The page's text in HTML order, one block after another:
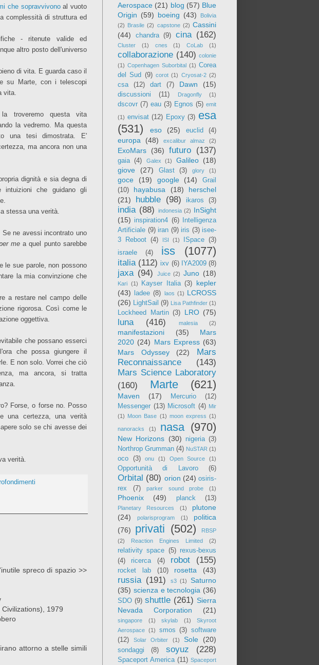
che sopravvivonoal vuoto
complessità di struttura ed
- ritenute valide ed
altro posto dell'universo
di vita. E guarda caso il
su Marte, con i telescopi
vita.
troveremo questa vita
la vedremo. Ma questa
una tesi dimostrata. E'
ma ancora non una
dignità e sia degna di
intuizioni che guidano gli
stessa una verità.
ne avessi incontrato uno
mea quel punto sarebbe
le sue parole, non possono
la mia convinzione che
a restare nel campo delle
rigorosa. Così come le
oggettiva.
che possano esserci
che possa giungere il
E non solo. Vorrei che ciò
ma ancora, si tratta
Forse, o forse no. Posso
una certezza, una verità
solo se chi avesse dei
verità.
spreco di spazio >>
1979
attorno a stelle simili
Aerospace (21) blog (57) Blue
Origin (59) boeing (43)
Bolivia
(2) Brasile (2) capstone (2) Cassini
(44)
chandra (9) cina (162)
Cluster (1) cnes (1) CoLab (1)
collaborazione (140) colonie
(1) Copenhagen Suborbital (1) Corea
del Sud (9) corot (1) Cryosat-2 (2)
csa (12) dart (7) Dawn (15)
discussioni (11) Dragonfly (1)
dscovr (7) eau (3) Egnos (5) emit
(1) envisat (12) Epoxy (3) esa
(531)
eso (25) euclid (4)
europa (48) excalibur almaz (2)
ExoMars (36) futuro (137)
gaia (4) Galex (1) Galileo (18)
giove
(27) Glast (3) glory (1)
goce (19) google (14)
Grail
(10)
hayabusa (18)
herschel
(21)
hubble (98) ikaros (3)
india (88) indonesia (2) InSight
(15) inspiration4 (6)
Intelligenza
Artificiale (9) iran (9) iris (3) isee-
3 Reboot (4) ISI (1) ISpace (3)
israele
(4) iss (1077)
italia (112) ixv (6) IYA2009 (8)
jaxa (94) Juice (2) Juno (18)
Kari (1) Kayser Italia (3)
kepler
(43)
ladee (8) laos (1) LCROSS
(26) LightSail (9) Lisa Pathfinder (1)
Lockheed Martin (3) LRO (75)
luna (416) malesia (2)
manifestazioni (35)
Mars
2020 (24) Mars Express (63)
Mars Odyssey
(22)
Mars
Reconnaissance
(143)
Mars Science Laboratory
(160)
Marte (621)
Maven (17) Mercurio
(12)
Messenger (13) Microsoft (4) Mir
(1) Moon Base (1) moon express (1)
nanoracks (1) nasa (970)
New Horizons (30) nigeria (3)
Northrop Grumman (4) NuSTAR (1)
oco (3) onu (1) Open Source (1)
Opportunità di Lavoro (6)
Orbital (80) orion (24) osiris-
rex
(7) parker sound probe (1)
Phoenix (49) planck (13)
Planetary Resources (1)
plutone
(24)
polarisprogram (1)
politica
(76)
privati (502)
RBSP
(2)
Reaction Engines Limited (2)
relativity space (5) rexus-bexus
(4)
ricerca (4) robot (155)
rocket lab (10) rosetta (43)
russia (191) s3 (1)
Saturno
(35) scienza e tecnologia (36)
SDO (9) shuttle (261) Sierra
Nevada Corporation
(21)
singapore (1) skylab (1)
Skyroot
Aerospace (1) smos (3) software
(12)
Solar Orbiter (1) Sole (20)
sondaggi (8) soyuz (228)
Spaceport America (11) Spaceport